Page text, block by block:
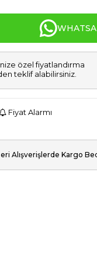
özel fiyatlandırma
teklif alabilirsiniz.
Fiyat Alarmı
Alışverişlerde Kargo